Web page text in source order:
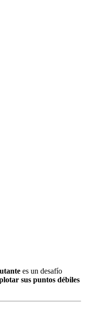
es un desafío
sus puntos débiles